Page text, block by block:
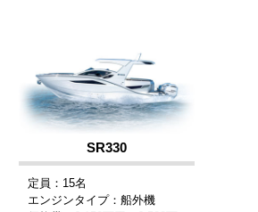
SR330
定員：15名
エンジンタイプ：船外機